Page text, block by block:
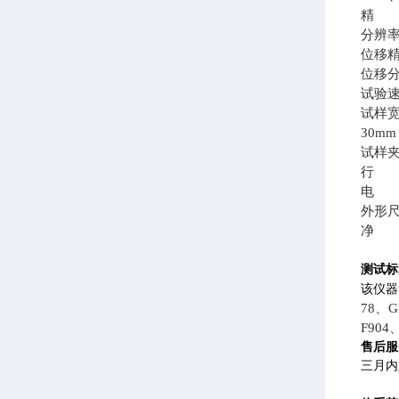
精
分辨
位移
位移
试验
试样
试样
行
电
外形
净
测试
该仪器
78、
F904
售后
三月